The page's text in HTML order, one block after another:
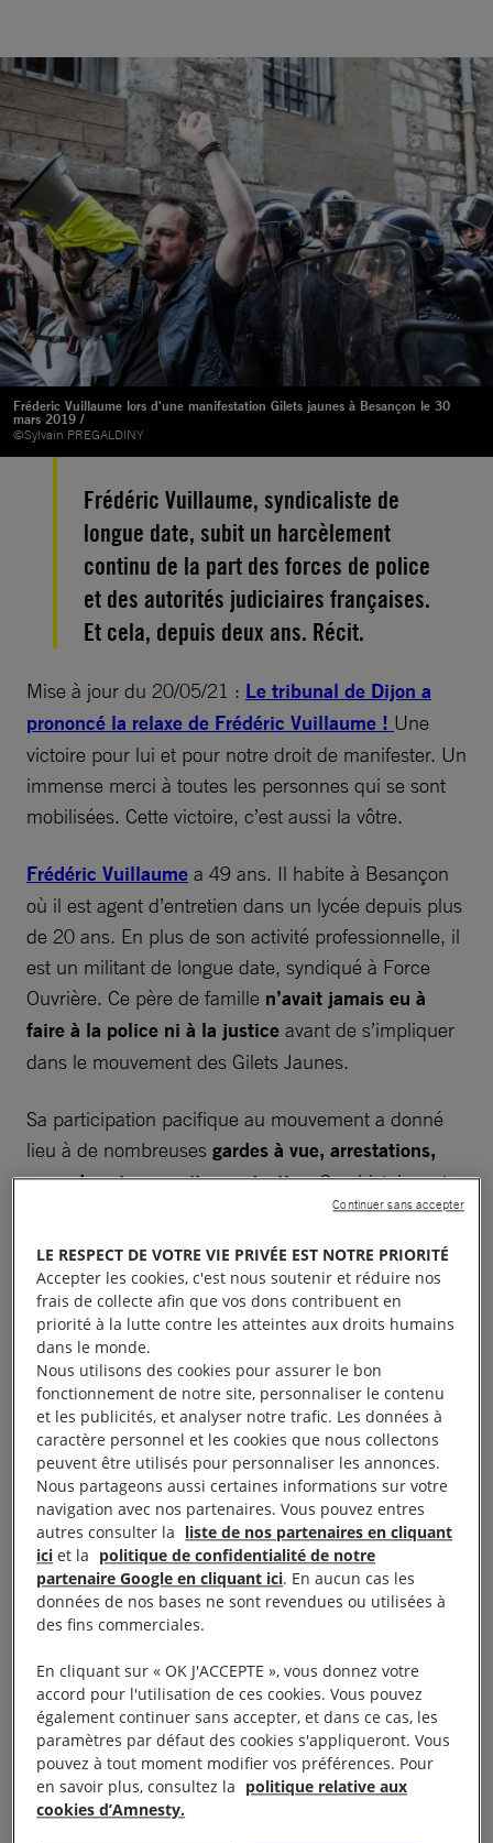
Fréderic Vuillaume lors d'une manifestation Gilets jaunes à Besançon le 30
mars 2019 /
©Sylvain PREGALDINY
Frédéric Vuillaume, syndicaliste de
longue date, subit un harcèlement
continu de la part des forces de police
et des autorités judiciaires françaises.
Et cela, depuis deux ans. Récit.
Mise à jour du 20/05/21 : Le tribunal de Dijon a
prononcé la relaxe de Frédéric Vuillaume ! Une
victoire pour lui et pour notre droit de manifester. Un
immense merci à toutes les personnes qui se sont
mobilisées. Cette victoire, c’est aussi la vôtre.
Frédéric Vuillaume a 49 ans. Il habite à Besançon
où il est agent d’entretien dans un lycée depuis plus
de 20 ans. En plus de son activité professionnelle, il
est un militant de longue date, syndiqué à Force
Ouvrière. Ce père de famille n’avait jamais eu à
faire à la police ni à la justice avant de s’impliquer
dans le mouvement des Gilets Jaunes.
Sa participation pacifique au mouvement a donné
lieu à de nombreuses gardes à vue, arrestations,
amendes et poursuites en justice.Son histoire est
emblématique du harcèlement dont certains
manifestants pacifiques peuvent faire l’objet en
France.
CHRONOLOGIE D’UN
ACHARNEMENT - deux ans,
sept gardes à vue
17 novembre 2018 :Frédéric Vuillaume participe
au premier rassemblement du mouvement des
Gilets Jaunes, sur un rond-point à Besançon. Tous
jaune, mégaphone à la main.
27 décembre 2018 :La police arrête Frédéric
Vuillaume à une manifestation du mouvement des
Gilets Jaunes. Il passe huit heures en garde à vue
pour «organisation d’une manifestation non
LE RESPECT DE VOTRE VIE PRIVÉE EST NOTRE PRIORITÉ
Accepter les cookies, c'est nous soutenir et réduire nos
frais de collecte afin que vos dons contribuent en
priorité à la lutte contre les atteintes aux droits humains
dans le monde.
Nous utilisons des cookies pour assurer le bon
fonctionnement de notre site, personnaliser le contenu
et les publicités, et analyser notre trafic. Les données à
caractère personnel et les cookies que nous collectons
peuvent être utilisés pour personnaliser les annonces.
Nous partageons aussi certaines informations sur votre
navigation avec nos partenaires. Vous pouvez entres
autres consulter la liste de nos partenaires en cliquant
ici et la politique de confidentialité de notre
partenaire Google en cliquant ici. En aucun cas les
données de nos bases ne sont revendues ou utilisées à
des fins commerciales.
En cliquant sur « OK J'ACCEPTE », vous donnez votre
accord pour l'utilisation de ces cookies. Vous pouvez
également continuer sans accepter, et dans ce cas, les
paramètres par défaut des cookies s'appliqueront. Vous
pouvez à tout moment modifier vos préférences. Pour
en savoir plus, consultez la politique relative aux
cookies d’Amnesty.
Continuer sans accepter